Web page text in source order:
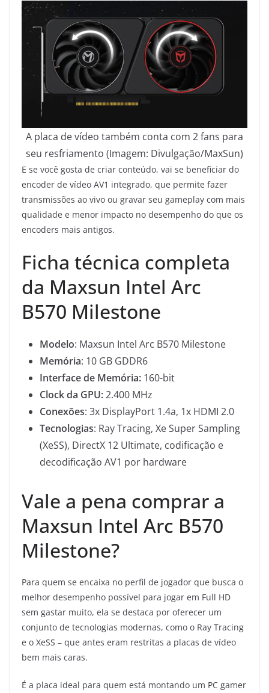
A placa de vídeo também conta com 2 fans para
seu resfriamento (Imagem: Divulgação/MaxSun)
E se você gosta de criar conteúdo, vai se beneficiar do
encoder de vídeo AV1 integrado, que permite fazer
transmissões ao vivo ou gravar seu gameplay com mais
qualidade e menor impacto no desempenho do que os
encoders mais antigos.
Ficha técnica completa
da Maxsun Intel Arc
B570 Milestone
Modelo: Maxsun Intel Arc B570 Milestone
Memória: 10 GB GDDR6
Interface de Memória: 160-bit
Clock da GPU:2.400 MHz
Conexões: 3x DisplayPort 1.4a, 1x HDMI 2.0
Tecnologias: Ray Tracing, Xe Super Sampling
(XeSS), DirectX 12 Ultimate, codificação e
decodificação AV1 por hardware
Vale a pena comprar a
Maxsun Intel Arc B570
Milestone?
Para quem se encaixa no perfil de jogador que busca o
melhor desempenho possível para jogar em Full HD
sem gastar muito, ela se destaca por oferecer um
conjunto de tecnologias modernas, como o Ray Tracing
e o XeSS – que antes eram restritas a placas de vídeo
bem mais caras.
É a placa ideal para quem está montando um PC gamer